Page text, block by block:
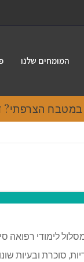
המומחים שלנו
הצרפתי? דברו
לימודי רפואה
סוכרת ובעיות